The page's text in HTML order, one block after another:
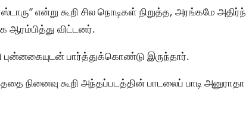
என்று கூறி சில நொடிகள் நிறுத்த, அரங்கமே
ஆரம்பித்து விட்டனர்.
புன்னகையுடன் பார்த்துக்கொண்டு இருந்தார்.
நினைவு கூறி அந்தப்படத்தின் பாடலைப் பாடி